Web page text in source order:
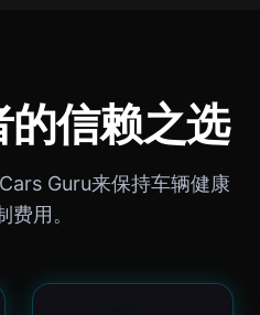
信赖之选
Guru来保持车辆健康
费用。